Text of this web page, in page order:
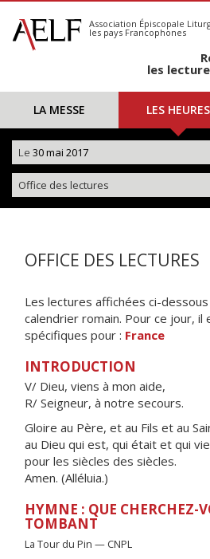
S'abonner
Calendrier
Association Épiscopale
les pays Francophones
les
LA MESSE LES HEURES
Le 30 mai 2017
Office des lectures
OFFICE DES LECTURES
Les lectures affichées ci-
calendrier romain. Pour ce jour,
spécifiques pour : France
INTRODUCTION
V/ Dieu, viens à mon aide,
R/ Seigneur, à notre secours.
Gloire au Père, et au Fils et au
au Dieu qui est, qui était et qui
pour les siècles des siècles.
Amen. (Alléluia.)
HYMNE : QUE CHERCHEZ-
TOMBANT
La Tour du Pin — CNPL